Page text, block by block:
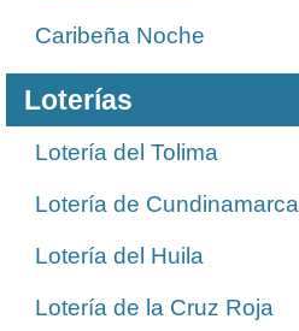
Caribeña Noche
Loterías
Lotería del Tolima
Lotería de Cundinamarca
Lotería del Huila
Lotería de la Cruz Roja